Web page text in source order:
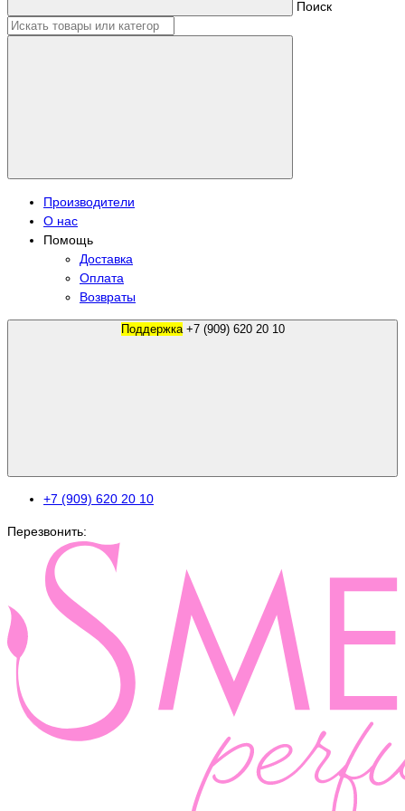
Поиск
Производители
О нас
Помощь
Доставка
Оплата
Возвраты
Поддержка +7 (909) 620 20 10
+7 (909) 620 20 10
Перезвонить: